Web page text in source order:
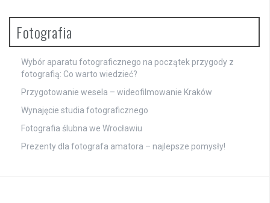
Fotografia
Wybór aparatu fotograficznego na początek przygody z
fotografią: Co warto wiedzieć?
Przygotowanie wesela – wideofilmowanie Kraków
Wynajęcie studia fotograficznego
Fotografia ślubna we Wrocławiu
Prezenty dla fotografa amatora – najlepsze pomysły!